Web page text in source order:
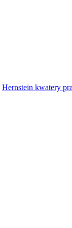
Hernstein kwatery